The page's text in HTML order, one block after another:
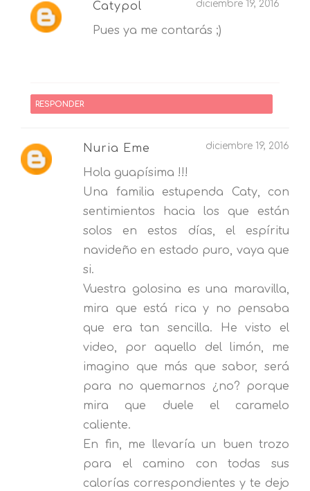
Catypol diciembre 19, 2016
Pues ya me contarás ;)
RESPONDER
Nuria Eme diciembre 19, 2016
Hola guapísima !!!
Una familia estupenda Caty, con
sentimientos hacia los que están
solos en estos días, el espíritu
navideño en estado puro, vaya que
si.
Vuestra golosina es una maravilla,
mira que está rica y no pensaba
que era tan sencilla. He visto el
video, por aquello del limón, me
imagino que más que sabor, será
para no quemarnos ¿no? porque
mira que duele el caramelo
caliente.
En fin, me llevaría un buen trozo
para el camino con todas sus
calorías correspondientes y te dejo